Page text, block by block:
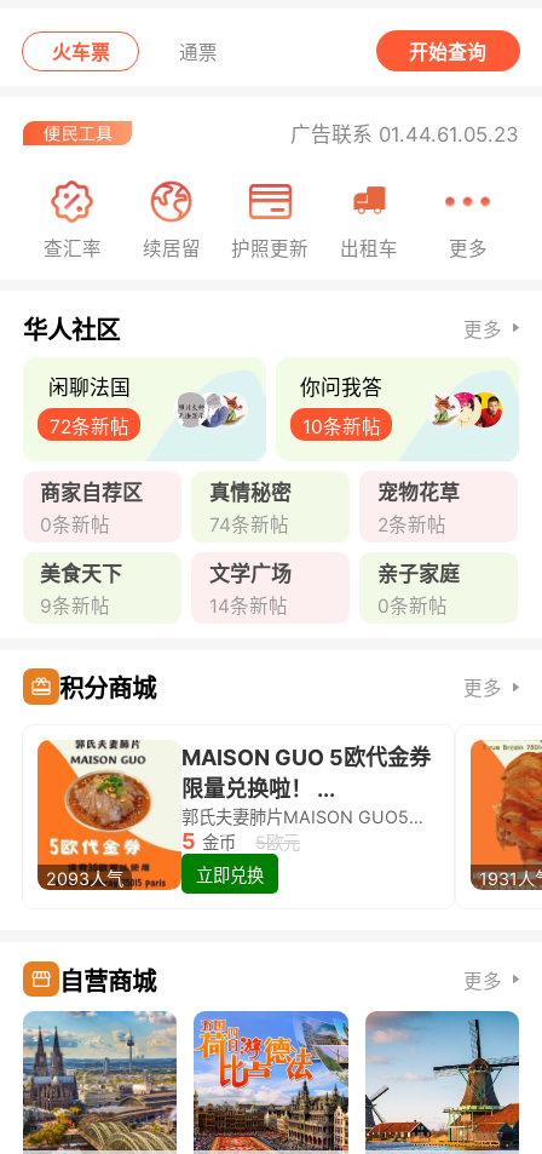
火车票 通票 开始查询
广告联系 01.44.61.05.23
查汇率 续居留 护照更新 出租车 更多
华人社区 更多
闲聊法国
72条新帖
你问我答
10条新帖
商家自荐区
0条新帖
真情秘密
74条新帖
宠物花草
2条新帖
美食天下
9条新帖
文学广场
14条新帖
亲子家庭
0条新帖
积分商城 更多
2093人气
MAISON GUO 5欧代金券
限量兑换啦！ ...
郭氏夫妻肺片MAISON GUO5欧代金券限量兑换啦！
5 金币
5欧元
立即兑换
1931人
自营商城 更多